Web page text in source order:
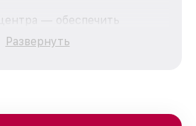
— обеспечить
ремонт для
продукции LG, вне
Развернуть